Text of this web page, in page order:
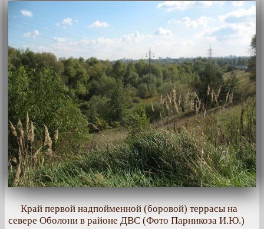
Край первой надпойменной (боровой) террасы на
севере Оболони в районе ДВС (Фото Парникоза И.Ю.)